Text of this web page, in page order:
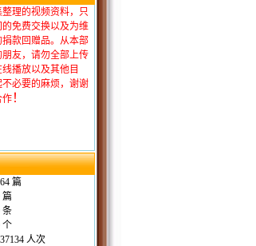
理的视频资料，只
免费交换以及为维
款回赠品。从本部
友，请勿全部上传
播放以及其他目
必要的麻烦，谢谢
作！
篇
篇
条
个
人次